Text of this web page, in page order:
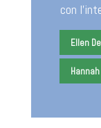
con
Ellen